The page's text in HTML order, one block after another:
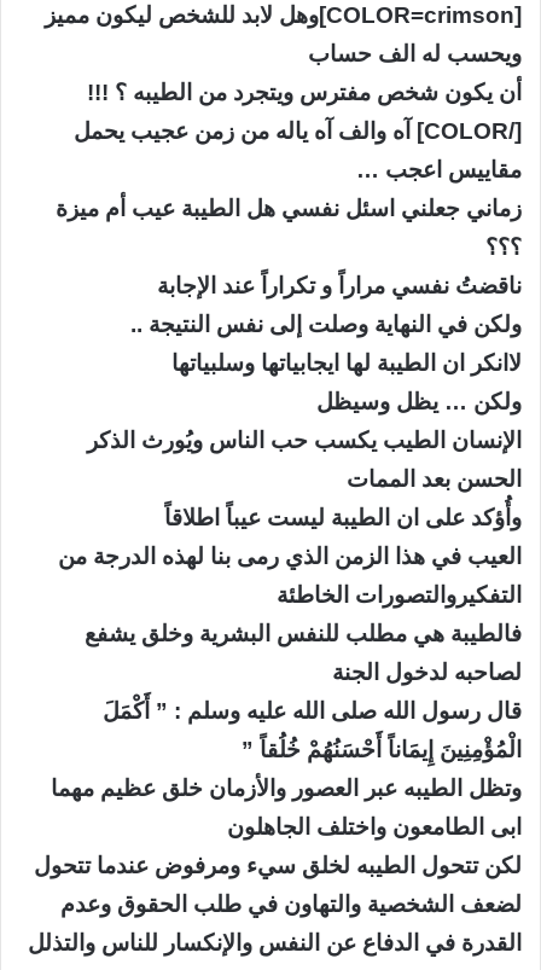
[COLOR=crimson]وهل لابد للشخص ليكون مميز
ويحسب له الف حساب
أن يكون شخص مفترس ويتجرد من الطيبه ؟ !!!
[/COLOR] آه والف آه ياله من زمن عجيب يحمل
مقاييس اعجب …
زماني جعلني اسئل نفسي هل الطيبة عيب أم ميزة
؟؟؟
ناقضتُ نفسي مراراً و تكراراً عند الإجابة
ولكن في النهاية وصلت إلى نفس النتيجة ..
لاانكر ان الطيبة لها ايجابياتها وسلبياتها
ولكن … يظل وسيظل
الإنسان الطيب يكسب حب الناس ويُورث الذكر
الحسن بعد الممات
وأُؤكد على ان الطيبة ليست عيباً اطلاقاً
العيب في هذا الزمن الذي رمى بنا لهذه الدرجة من
التفكيروالتصورات الخاطئة
فالطيبة هي مطلب للنفس البشرية وخلق يشفع
لصاحبه لدخول الجنة
قال رسول الله صلى الله عليه وسلم : ” أَكْمَلَ
الْمُؤْمِنِينَ إِيمَاناً أَحْسَنُهُمْ خُلُقاً ”
وتظل الطيبه عبر العصور والأزمان خلق عظيم مهما
ابى الطامعون واختلف الجاهلون
لكن تتحول الطيبه لخلق سيء ومرفوض عندما تتحول
لضعف الشخصية والتهاون في طلب الحقوق وعدم
القدرة في الدفاع عن النفس والإنكسار للناس والتذلل